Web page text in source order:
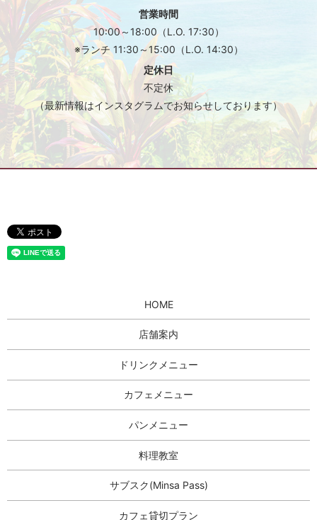
営業時間
10:00～18:00（L.O. 17:30）
※ランチ 11:30～15:00（L.O. 14:30）
定休日
不定休
（最新情報はインスタグラムでお知らせしております）
HOME
店舗案内
ドリンクメニュー
カフェメニュー
パンメニュー
料理教室
サブスク(Minsa Pass)
カフェ貸切プラン